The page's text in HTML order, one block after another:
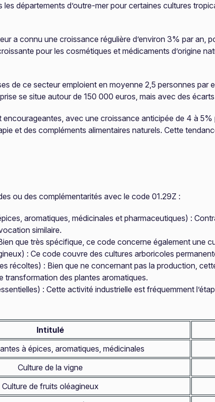
les départements d’outre-mer pour certaines cultures
a connu une croissance régulière d’environ 3% par an,
pour les cosmétiques et médicaments d’origine
de ce secteur emploient en moyenne 2,5 personnes
se situe autour de 150 000 euros, mais avec des
avec une croissance anticipée de 4 à
et des compléments alimentaires naturels. Cette
ou des complémentarités avec le code 01.29Z :
aromatiques, médicinales et pharmaceutiques) :
similaire.
que très spécifique, ce code concerne également une
: Ce code couvre des cultures arboricoles
récoltes) : Bien que ne concernant pas la production,
transformation des plantes aromatiques.
: Cette activité industrielle est fréquemment
Intitulé
à épices, aromatiques, médicinales
Culture de la vigne
Culture de fruits oléagineux